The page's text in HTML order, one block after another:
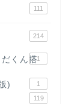
111
214
くん搭1
) 1
119